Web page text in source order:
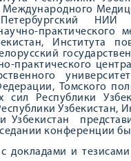
Международного
практического
Института
практического
Томского
сил Республики
Узбекистан,
Узбекистан
конференции
докладами и